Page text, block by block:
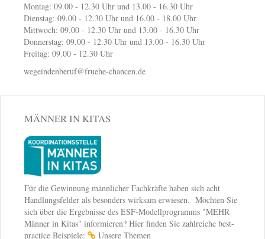
Montag: 09.00 - 12.30 Uhr und 13.00 - 16.30 Uhr
Dienstag: 09.00 - 12.30 Uhr und 16.00 - 18.00 Uhr
Mittwoch: 09.00 - 12.30 Uhr und 13.00 - 16.30 Uhr
Donnerstag: 09.00 - 12.30 Uhr und 13.00 - 16.30 Uhr
Freitag: 09.00 - 12.30 Uhr
wegeindenberuf@fruehe-chancen.de
MÄNNER IN KITAS
Für die Gewinnung männlicher Fachkräfte haben sich acht
Handlungsfelder als besonders wirksam erwiesen. Möchten Sie
sich über die Ergebnisse des ESF-Modellprogramms "MEHR
Männer in Kitas" informieren? Hier finden Sie zahlreiche best-
practice Beispiele:
Unsere Themen